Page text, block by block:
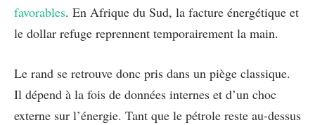
favorables. En Afrique du Sud, la facture énergétique et
le dollar refuge reprennent temporairement la main.
Le rand se retrouve donc pris dans un piège classique.
Il dépend à la fois de données internes et d’un choc
externe sur l’énergie. Tant que le pétrole reste au-dessus